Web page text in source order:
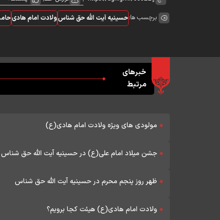
برچسب ها:حسینیه آیت الله حق شناسولادت امام هادی
خبرهای
مرتبط
مولودی های ویژه ولادت امام هادی(ع)
جشن میلاد امام علی(ع) در حسینیه آیت الله حق شناس
ظهر روز پنجم محرم در حسینیه آیت الله حق شناس
ولادت امام هادی(ع) هیئت کجا برویم؟